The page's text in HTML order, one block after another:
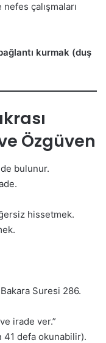
çalışmaları
kurmak (duş
Özgüven
bulunur.
hissetmek.
Bakara Suresi 286.
irade ver.”
41 defa okunabilir).